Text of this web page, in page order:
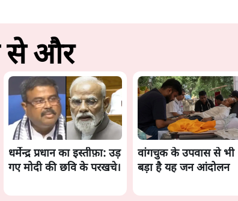
से और
धर्मेन्द्र प्रधान का इस्तीफ़ा: उड़
गए मोदी की छवि के परखचे।
वांगचुक के उपवास से भी
बड़ा है यह जन आंदोलन